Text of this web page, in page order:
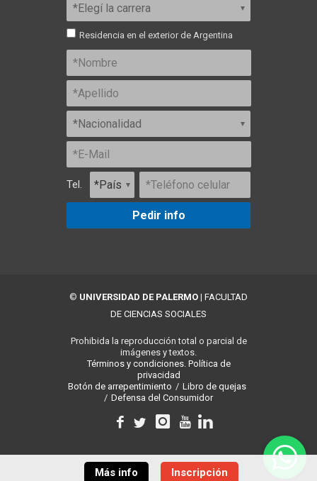
Residencia en el exterior de Argentina
Tel.
Pedir info
© UNIVERSIDAD DE PALERMO | FACULTAD
DE CIENCIAS SOCIALES
Prohibida la reproducción total o parcial de
imágenes y textos.
Términos y condiciones. Política de
privacidad
Botón de arrepentimiento / Libro de quejas
/ Defensa del Consumidor
Más info Inscripción